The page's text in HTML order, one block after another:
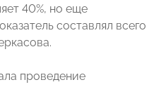
40%, но еще
составлял всего
проведение